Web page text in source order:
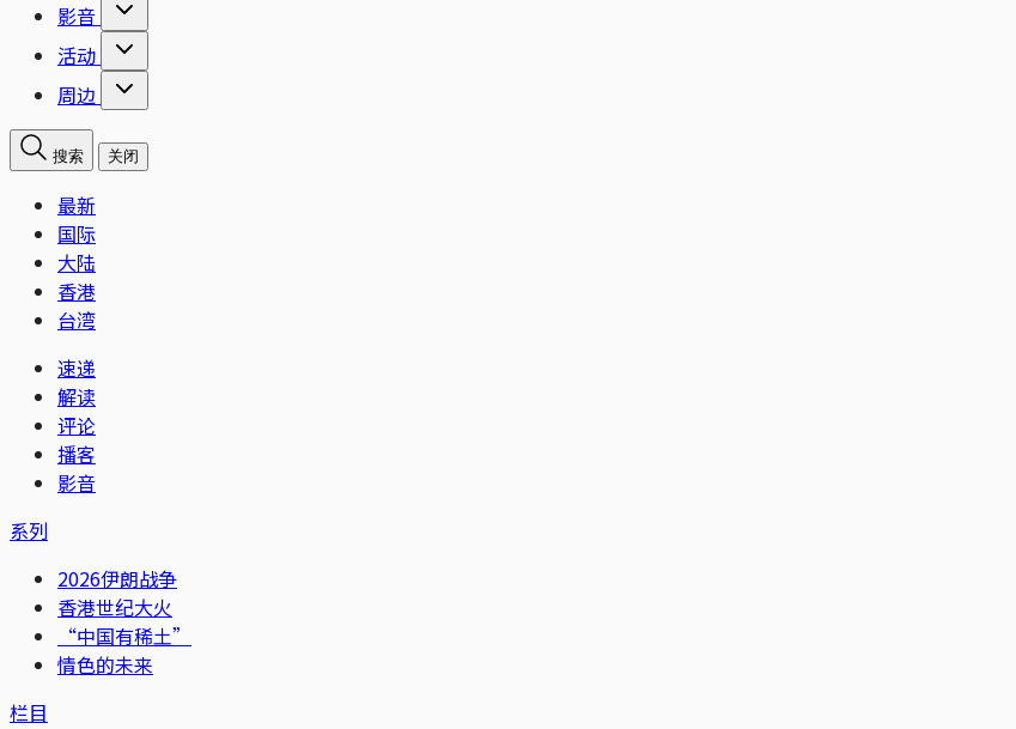
影音
活动
周边
搜索 关闭
最新
国际
大陆
香港
台湾
速递
解读
评论
播客
影音
系列
2026伊朗战争
香港世纪大火
“中国有稀土”
情色的未来
栏目